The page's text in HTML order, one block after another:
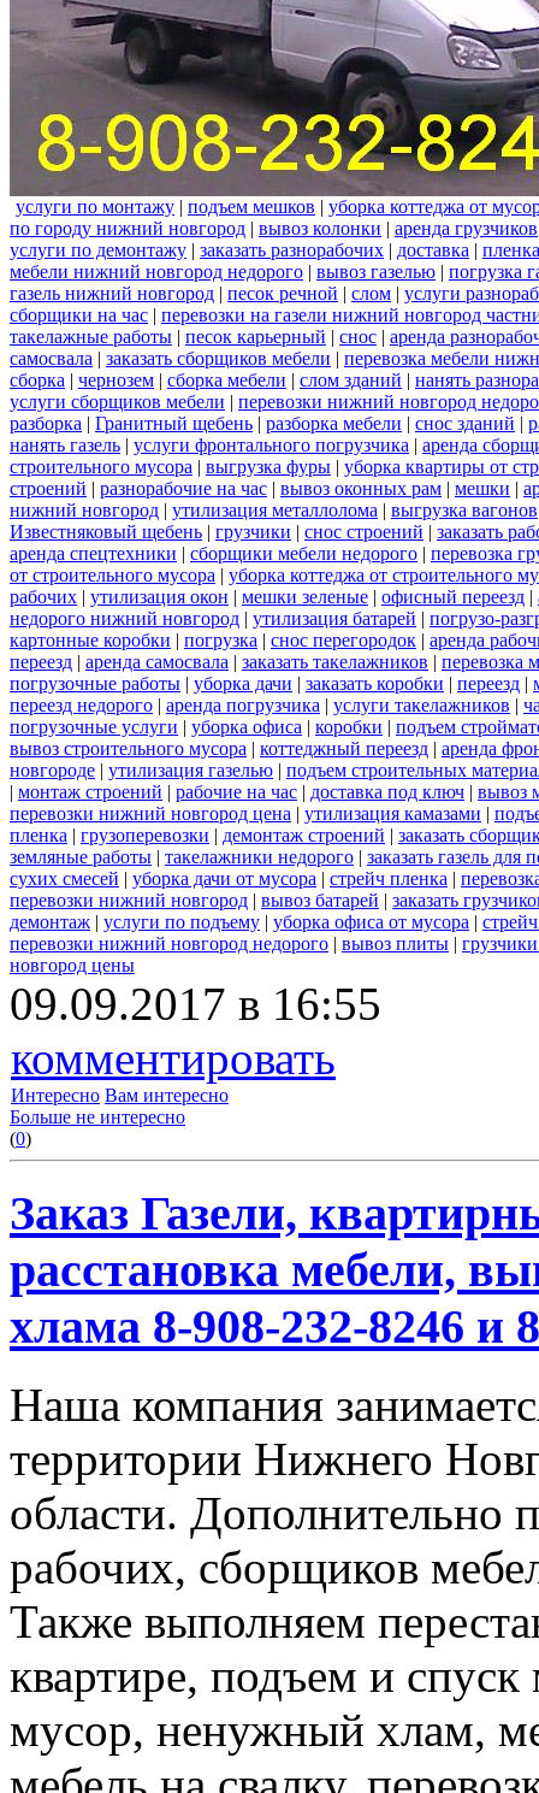
услуги по монтажу | подъем мешков | уборка коттеджа от
по городу нижний новгород | вывоз колонки | аренда грузчиков
услуги по демонтажу | заказать разнорабочих | доставка | пленка
мебели нижний новгород недорого | вывоз газелью | погрузка
газель нижний новгород | песок речной | слом | услуги
сборщики на час | перевозки на газели нижний новгород
такелажные работы | песок карьерный | снос | аренда
самосвала | заказать сборщиков мебели | перевозка мебели
сборка | чернозем | сборка мебели | слом зданий | нанять
услуги сборщиков мебели | перевозки нижний новгород
разборка | Гранитный щебень | разборка мебели | снос зданий |
нанять газель | услуги фронтального погрузчика | аренда
строительного мусора | выгрузка фуры | уборка квартиры от
строений | разнорабочие на час | вывоз оконных рам | мешки |
нижний новгород | утилизация металлолома | выгрузка вагонов
Известняковый щебень | грузчики | снос строений | заказать
аренда спецтехники | сборщики мебели недорого | перевозка
от строительного мусора | уборка коттеджа от строительного
рабочих | утилизация окон | мешки зеленые | офисный переезд |
недорого нижний новгород | утилизация батарей | погрузо-
картонные коробки | погрузка | снос перегородок | аренда
переезд | аренда самосвала | заказать такелажников | перевозка
погрузочные работы | уборка дачи | заказать коробки | переезд |
переезд недорого | аренда погрузчика | услуги такелажников |
погрузочные услуги | уборка офиса | коробки | подъем
вывоз строительного мусора | коттеджный переезд | аренда
новгороде | утилизация газелью | подъем строительных
| монтаж строений | рабочие на час | доставка под ключ | вывоз
перевозки нижний новгород цена | утилизация камазами |
пленка | грузоперевозки | демонтаж строений | заказать
земляные работы | такелажники недорого | заказать газель
сухих смесей | уборка дачи от мусора | стрейч пленка |
перевозки нижний новгород | вывоз батарей | заказать
демонтаж | услуги по подъему | уборка офиса от мусора |
перевозки нижний новгород недорого | вывоз плиты |
новгород цены
09.09.2017 в 16:55
комментировать
Интересно Вам интересно
Больше не интересно
(0)
Заказ Газели,
расстановка мебели,
хлама 8-908-232-8246 и
Наша компания
территории Нижнего
области. Дополнительно
рабочих, сборщиков
Также выполняем
квартире, подъем и
мусор, ненужный хлам,